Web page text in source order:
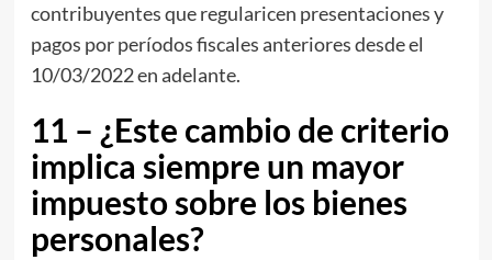
contribuyentes que regularicen presentaciones y
pagos por períodos fiscales anteriores desde el
10/03/2022 en adelante.
11 – ¿Este cambio de criterio
implica siempre un mayor
impuesto sobre los bienes
personales?